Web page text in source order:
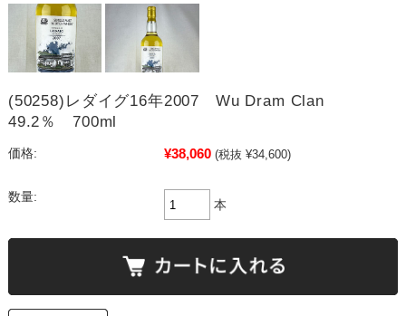
(50258)レダイグ16年2007 Wu Dram Clan
49.2％ 700ml
価格: ¥38,060 (税抜 ¥34,600)
数量:
本